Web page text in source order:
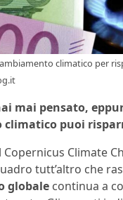
climatico per
mai pensato,
climatico puoi
Climate
tutt’altro che
globale continua a